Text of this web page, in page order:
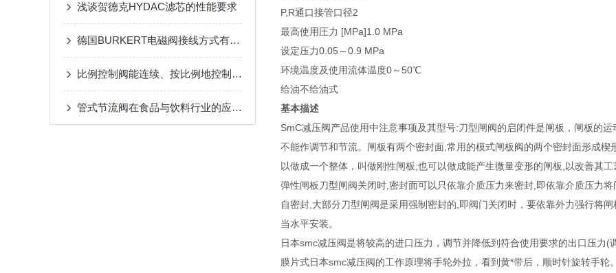
浅谈贺德克HYDAC滤芯的性能要求
德国BURKERT电磁阀接线方式有哪几种
比例控制阀能连续、按比例地控制液压系统的压力和流量
管式节流阀在食品与饮料行业的应用与发展
P,R通口接管口径2
最高使用圧力 [MPa]1.0 MPa
设定压力0.05～0.9 MPa
环境温度及使用流体温度0～50℃
给油不给油式
基本描述
SmC减压阀产品使用中注意事项及其型号:刀型闸阀的启闭件是闸板，闸板的
不能作调节和节流。闸板有两个密封面,常用的模式闸板阀的两个密封面形成
以做成一个整体，叫做刚性闸板;也可以做成能产生微量变形的闸板,以改善其
弹性闸板刀型闸阀关闭时,密封面可以只依靠介质压力来密封,即依靠介质压力
自密封,大部分刀型闸阀是采用强制密封的,即阀门关闭时，要依靠外力强行将
当水平安装。
日本smc减压阀是将较高的进口压力，调节并降低到符合使用要求的出口压力
膜片式日本smc减压阀的工作原理将手轮外拉，看到黄*带后，顺时针旋转手轮